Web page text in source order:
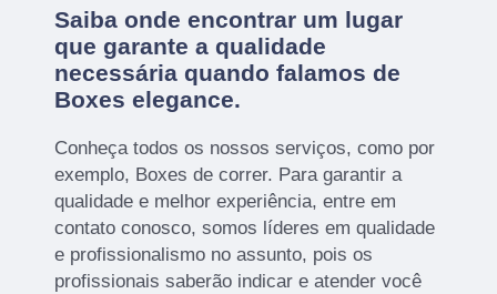
Saiba onde encontrar um lugar
que garante a qualidade
necessária quando falamos de
Boxes elegance.
Conheça todos os nossos serviços, como por
exemplo, Boxes de correr. Para garantir a
qualidade e melhor experiência, entre em
contato conosco, somos líderes em qualidade
e profissionalismo no assunto, pois os
profissionais saberão indicar e atender você